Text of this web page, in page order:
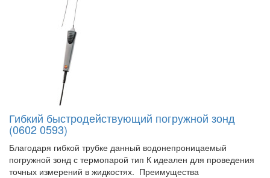
Гибкий быстродействующий погружной зонд
(0602 0593)
Благодаря гибкой трубке данный водонепроницаемый
погружной зонд с термопарой тип К идеален для проведения
точных измерений в жидкостях. Преимущества